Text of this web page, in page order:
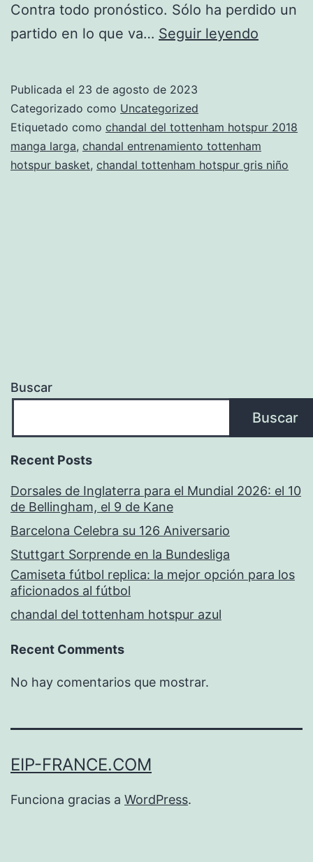
Contra todo pronóstico. Sólo ha perdido un
partido en lo que va… Seguir leyendo
barata
Publicada el 23 de agosto de 2023
Categorizado como Uncategorized
Etiquetado como chandal del tottenham hotspur 2018
manga larga, chandal entrenamiento tottenham
hotspur basket, chandal tottenham hotspur gris niño
Buscar
Buscar
Recent Posts
Dorsales de Inglaterra para el Mundial 2026: el 10
de Bellingham, el 9 de Kane
Barcelona Celebra su 126 Aniversario
Stuttgart Sorprende en la Bundesliga
Camiseta fútbol replica: la mejor opción para los
aficionados al fútbol
chandal del tottenham hotspur azul
Recent Comments
No hay comentarios que mostrar.
EIP-FRANCE.COM
Funciona gracias a WordPress.